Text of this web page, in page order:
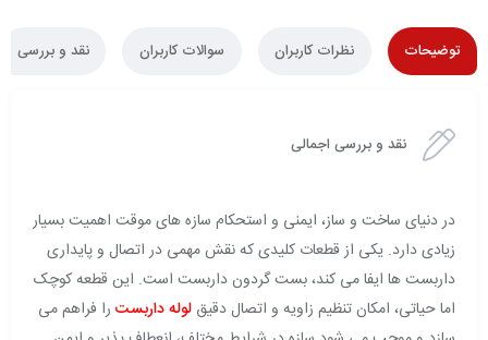
توضیحات نظرات کاربران سوالات کاربران نقد و بررسی
نقد و بررسی اجمالی
در دنیای ساخت و ساز، ایمنی و استحکام سازه های موقت اهمیت بسیار
زیادی دارد. یکی از قطعات کلیدی که نقش مهمی در اتصال و پایداری
داربست ها ایفا می کند، بست گردون داربست است. این قطعه کوچک
اما حیاتی، امکان تنظیم زاویه و اتصال دقیق لوله داربست را فراهم می